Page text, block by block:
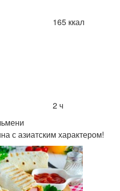
165 ккал
2 ч
с азиатским характером!